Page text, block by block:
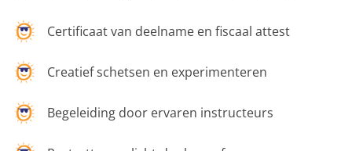
Certificaat van deelname en fiscaal attest
Creatief schetsen en experimenteren
Begeleiding door ervaren instructeurs